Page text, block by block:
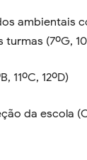
ambientais
(7ºG,
11ºC, 12ºD)
da escola